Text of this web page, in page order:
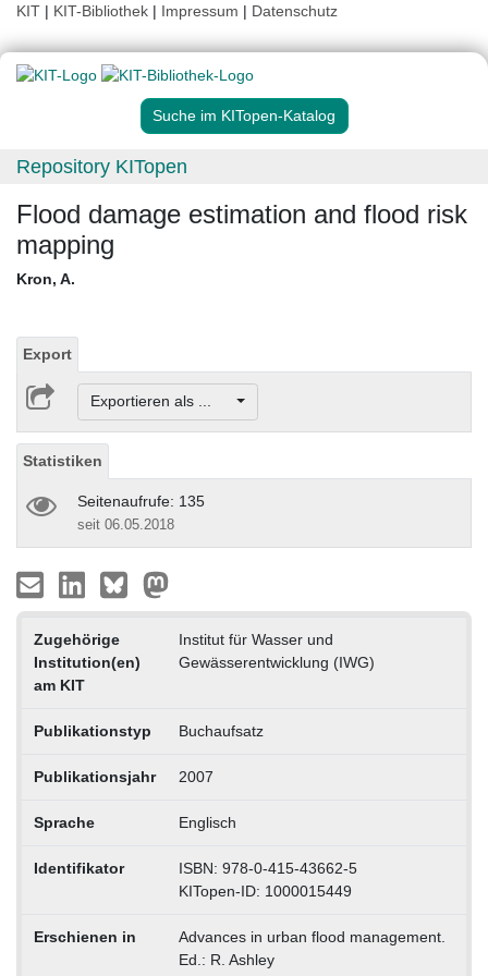
KIT | KIT-Bibliothek | Impressum | Datenschutz
Suche im KITopen-Katalog
Repository KITopen
Flood damage estimation and flood risk
mapping
Kron, A.
Export
Exportieren als ...
Statistiken
Seitenaufrufe: 135
seit 06.05.2018
Zugehörige
Institution(en)
am KIT
Institut für Wasser und
Gewässerentwicklung (IWG)
Publikationstyp Buchaufsatz
Publikationsjahr 2007
Sprache Englisch
Identifikator
ISBN: 978-0-415-43662-5
KITopen-ID: 1000015449
Erschienen in
Advances in urban flood management.
Ed.: R. Ashley